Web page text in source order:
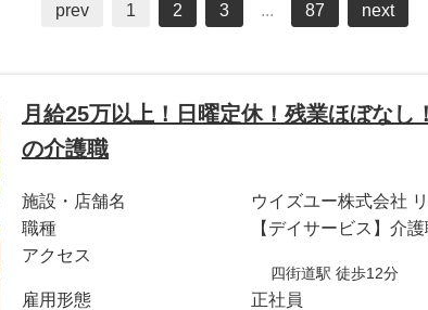
prev 1 2 3 ... 87 next
月給25万以上！日曜定休！残業ほぼな
の介護職
施設・店舗名
ウイズユー株式会社
職種
【デイサービス】介
アクセス
四街道駅 徒歩12分
雇用形態
正社員